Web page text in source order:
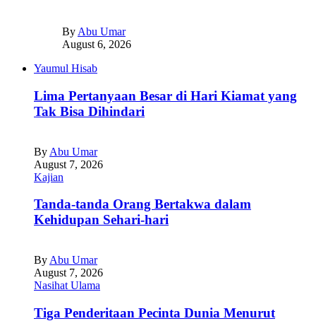
By Abu Umar
August 6, 2026
Yaumul Hisab
Lima Pertanyaan Besar di Hari Kiamat yang
Tak Bisa Dihindari
By Abu Umar
August 7, 2026
Kajian
Tanda-tanda Orang Bertakwa dalam
Kehidupan Sehari-hari
By Abu Umar
August 7, 2026
Nasihat Ulama
Tiga Penderitaan Pecinta Dunia Menurut